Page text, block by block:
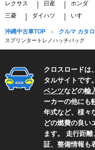
レクサス 日産 ホンダ
三菱 ダイハツ いすゞ
沖縄中古車TOP クルマ カタ
スプリンタートレノハッチバック
クロスロードは
タルサイトです。
ベンツなどの輸
ーカーの他にも
年式など、様々
どの燃費の良い
ます。 走行距
証、整備情報も